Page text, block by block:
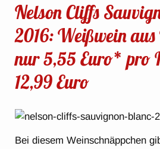
Nelson Cliffs
2016: Weißwein aus
nur 5,55 Euro* pro
12,99 Euro
Bei diesem Weinschnäppchen